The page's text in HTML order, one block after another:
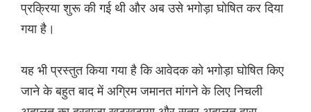
प्रक्रिया शुरू की गई थी और अब उसे भगोड़ा घोषित कर दिया
गया है।
यह भी प्रस्तुत किया गया है कि आवेदक को भगोड़ा घोषित किए
जाने के बहुत बाद में अग्रिम जमानत मांगने के लिए निचली